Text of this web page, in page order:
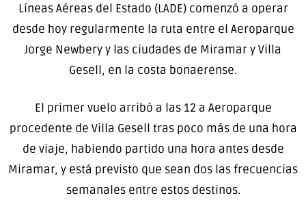
Líneas Aéreas del Estado (LADE) comenzó a operar
desde hoy regularmente la ruta entre el Aeroparque
Jorge Newbery y las ciudades de Miramar y Villa
Gesell, en la costa bonaerense.
El primer vuelo arribó a las 12 a Aeroparque
procedente de Villa Gesell tras poco más de una hora
de viaje, habiendo partido una hora antes desde
Miramar, y está previsto que sean dos las frecuencias
semanales entre estos destinos.